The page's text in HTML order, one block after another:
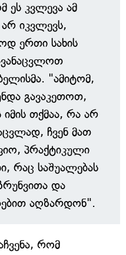
ეს კვლევა ამ
არ იკვლევს,
ერთი სახის
"ამიტომ,
გავაკეთოთ,
თქმაა, რა არ
ჩვენ მათ
პრაქტიკული
რაც საშუალებას
და
აღზარდონ".
რომ